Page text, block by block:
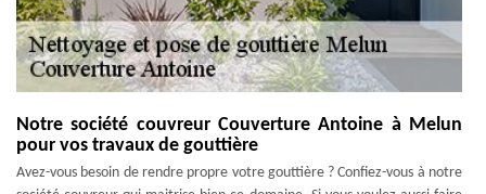
Notre société couvreur Couverture Antoine à Melun
pour vos travaux de gouttière
Avez-vous besoin de rendre propre votre gouttière ? Confiez-vous à notre